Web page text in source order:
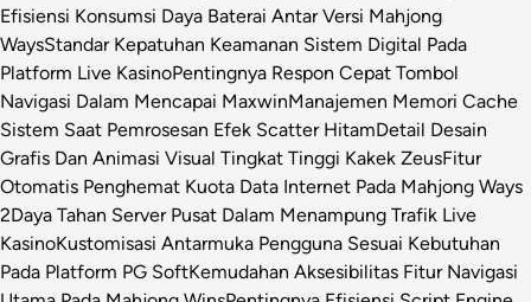
Efisiensi Konsumsi Daya Baterai Antar Versi Mahjong
WaysStandar Kepatuhan Keamanan Sistem Digital Pada
Platform Live KasinoPentingnya Respon Cepat Tombol
Navigasi Dalam Mencapai MaxwinManajemen Memori Cache
Sistem Saat Pemrosesan Efek Scatter HitamDetail Desain
Grafis Dan Animasi Visual Tingkat Tinggi Kakek ZeusFitur
Otomatis Penghemat Kuota Data Internet Pada Mahjong Ways
2Daya Tahan Server Pusat Dalam Menampung Trafik Live
KasinoKustomisasi Antarmuka Pengguna Sesuai Kebutuhan
Pada Platform PG SoftKemudahan Aksesibilitas Fitur Navigasi